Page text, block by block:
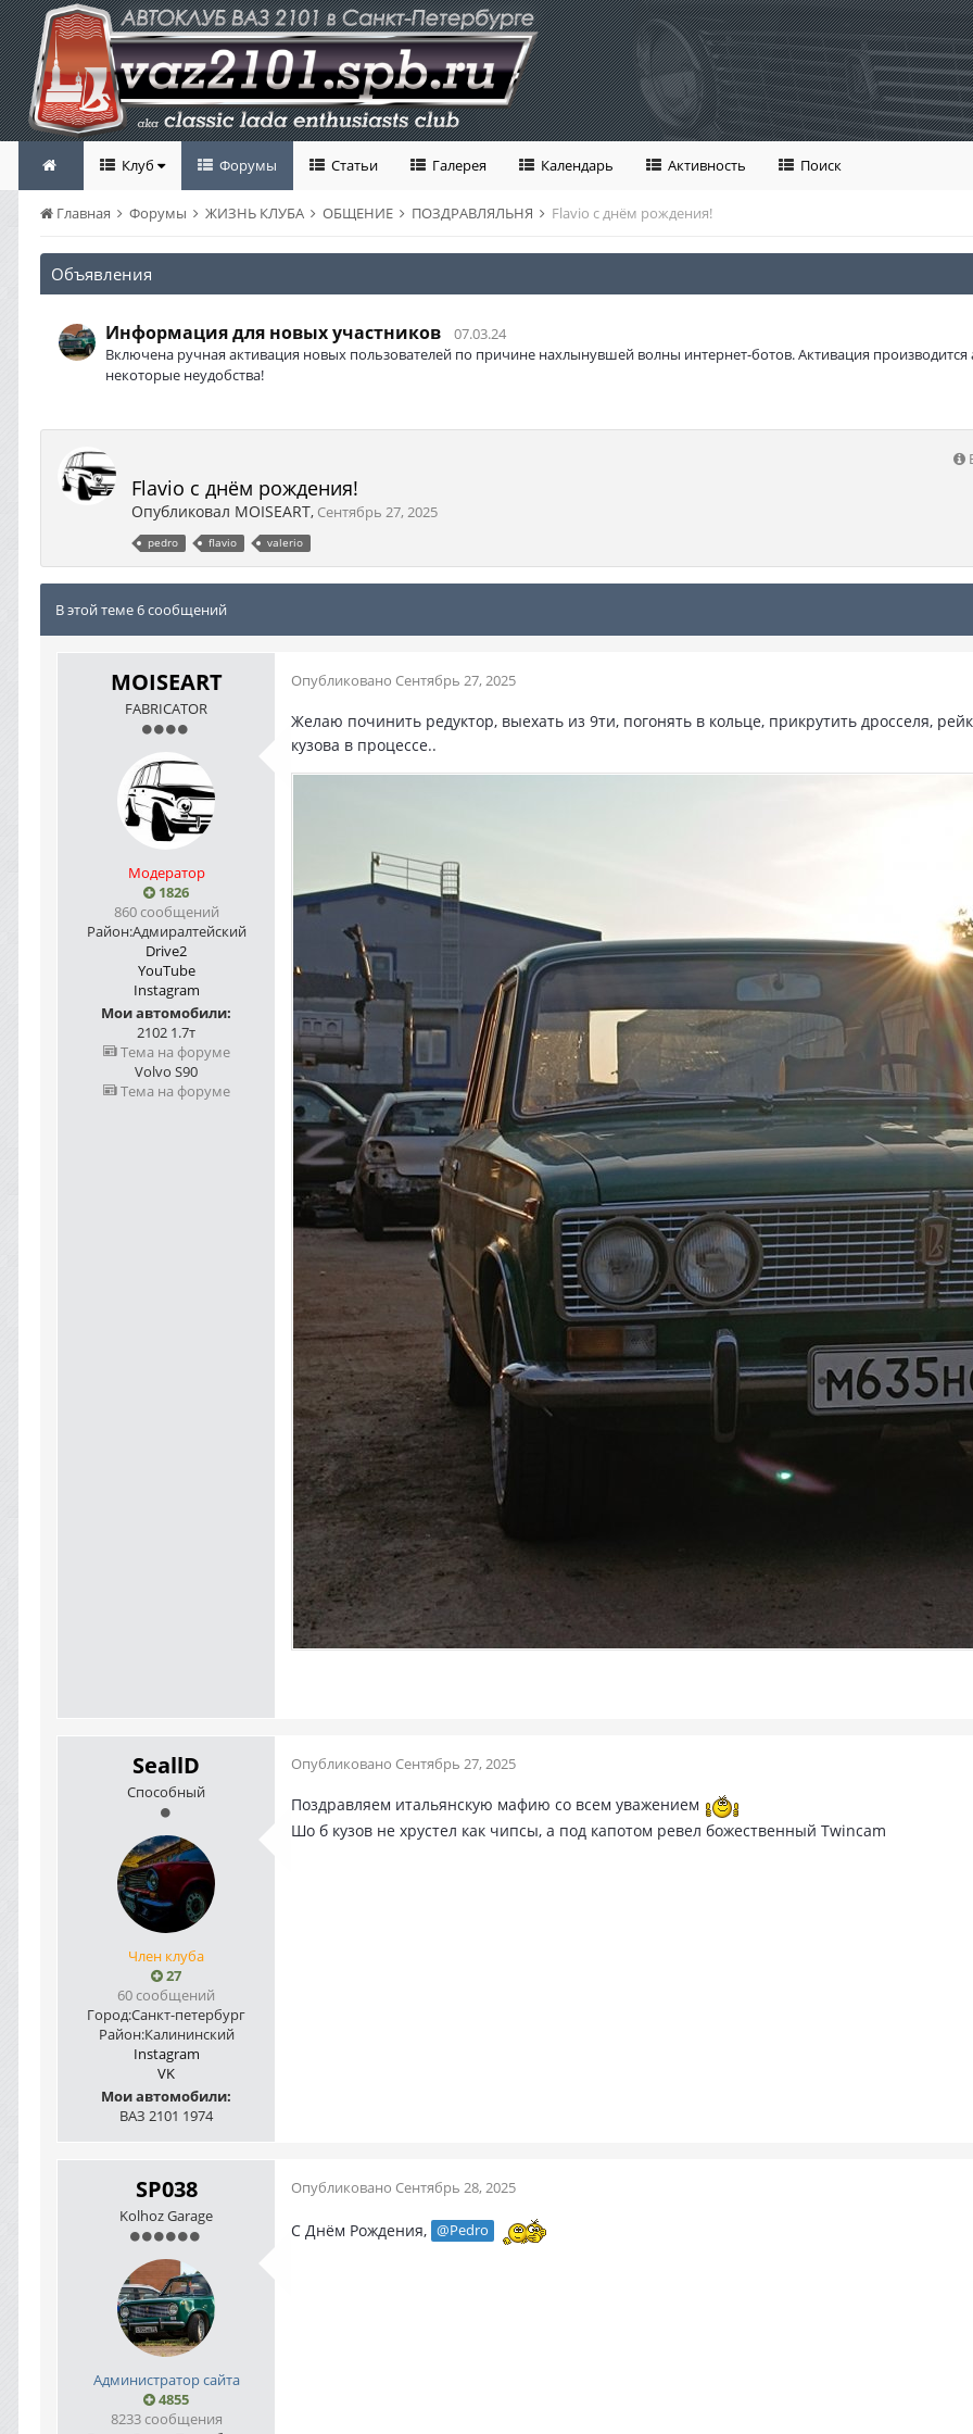
Клуб Форумы Статьи Галерея Календарь Активность Поиск
Главная Форумы ЖИЗНЬ КЛУБА ОБЩЕНИЕ ПОЗДРАВЛЯЛЬНЯ Flavio с днём рождения!
Объявления
Информация для новых участников
07.03.24
Включена ручная активация новых пользователей по причине нахлынувшей волны интернет-ботов. Активация
некоторые неудобства!
Flavio с днём рождения!
Опубликовал MOISEART, Сентябрь 27, 2025
pedro flavio valerio
В этой теме 6 сообщений
MOISEART
FABRICATOR
Модератор
1826
860 сообщений
Район:Адмиралтейский
Drive2
YouTube
Instagram
Мои автомобили:
2102 1.7т
Тема на форуме
Volvo S90
Тема на форуме
Опубликовано Сентябрь 27, 2025
Желаю починить редуктор, выехать из 9ти, погонять в кольце, прикрутить дросселя,
кузова в процессе..
SeallD
Способный
Член клуба
27
60 сообщений
Город:Санкт-петербург
Район:Калининский
Instagram
VK
Мои автомобили:
ВАЗ 2101 1974
Опубликовано Сентябрь 27, 2025
Поздравляем итальянскую мафию со всем уважением
Шо б кузов не хрустел как чипсы, а под капотом ревел божественный Twincam
SP038
Kolhoz Garage
Администратор сайта
4855
8233 сообщения
Опубликовано Сентябрь 28, 2025
С Днём Рождения, @Pedro